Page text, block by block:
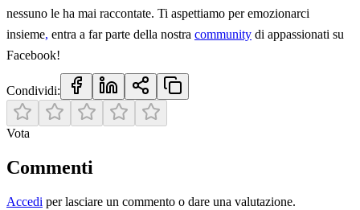
nessuno le ha mai raccontate. Ti aspettiamo per emozionarci
insieme, entra a far parte della nostra community di appassionati su
Facebook!
Condividi:
Vota
Commenti
Accedi per lasciare un commento o dare una valutazione.